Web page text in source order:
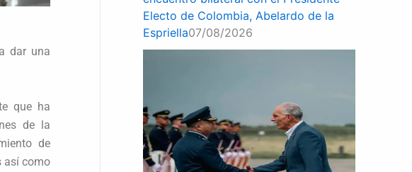
dar una
que ha
de la
de
así como
Electo de Colombia, Abelardo de la
Espriella07/08/2026